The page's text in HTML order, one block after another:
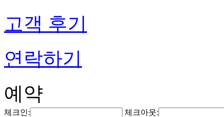
고객 후기
연락하기
예약
체크인: 체크아웃: